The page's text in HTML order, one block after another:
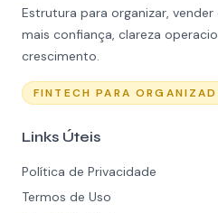
Estrutura para organizar,
mais confiança, clareza
crescimento.
FINTECH PARA
Links Úteis
Política de Privacidade
Termos de Uso